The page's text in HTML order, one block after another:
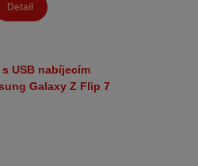
Detail